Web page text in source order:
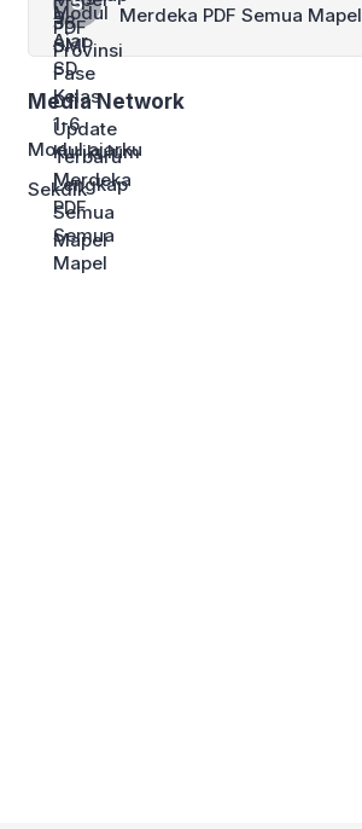
Merdeka PDF Semua Mapel
Media Network
Modul ajarku
Sekdik